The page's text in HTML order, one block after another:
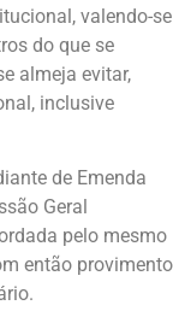
valendo-se
do que se
almeja evitar,
inclusive
de Emenda
Geral
pelo mesmo
então provimento